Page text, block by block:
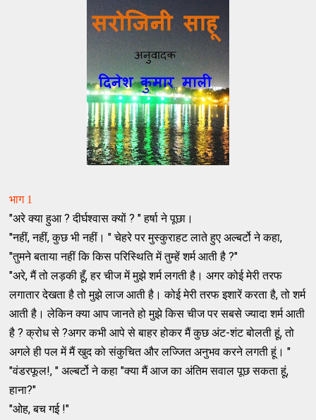
भाग 1
"अरे क्या हुआ ? दीर्घश्वास क्यों ? " हर्षा ने पूछा।
"नहीं, नहीं, कुछ भी नहीं। " चेहरे पर मुस्कुराहट लाते हुए अल्बर्टो ने कहा,
"तुमने बताया नहीं कि किस परिस्थिति में तुम्हें शर्म आती है ?"
"अरे, मैं तो लड़की हूँ, हर चीज में मुझे शर्म लगती है। अगर कोई मेरी तरफ
लगातार देखता है तो मुझे लाज आती है। कोई मेरी तरफ इशारें करता है, तो शर्म
आती है। लेकिन क्या आप जानते हो मुझे किस चीज पर सबसे ज्यादा शर्म आती
है ? क्रोध से ?अगर कभी आपे से बाहर होकर मैं कुछ अंट-शंट बोलती हूं, तो
अगले ही पल में मैं खुद को संकुचित और लज्जित अनुभव करने लगती हूं। "
"वंडरफूल!, " अल्बर्टो ने कहा "क्या मैं आज का अंतिम सवाल पूछ सकता हूं,
हाना?"
"ओह, बच गई !"